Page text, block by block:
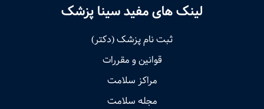
لینک های مفید سینا پزشک
ثبت نام پزشک (دکتر)
قوانین و مقررات
مراکز سلامت
مجله سلامت